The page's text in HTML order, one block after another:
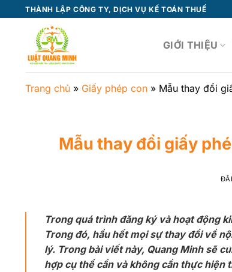
qua
THÀNH LẬP CÔNG TY, DỊCH VỤ KẾ TOÁN THUẾ
GIỚI THIỆU
Trang chủ » Giấy phép con » Mẫu thay đổi
Mẫu thay đổi giấy
Trong quá trình đăng ký và hoạt động
Trong đó, hầu hết mọi sự thay đổi về
lý. Trong bài viết này, Quang Minh sẽ
hợp cụ thể cần và không cần thực hiện